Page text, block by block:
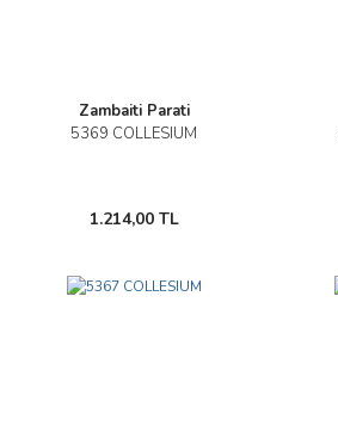
Zambaiti Parati
5369 COLLESIUM
1.214,00 TL